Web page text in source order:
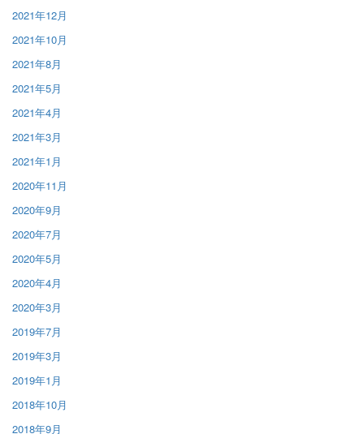
2021年12月
2021年10月
2021年8月
2021年5月
2021年4月
2021年3月
2021年1月
2020年11月
2020年9月
2020年7月
2020年5月
2020年4月
2020年3月
2019年7月
2019年3月
2019年1月
2018年10月
2018年9月